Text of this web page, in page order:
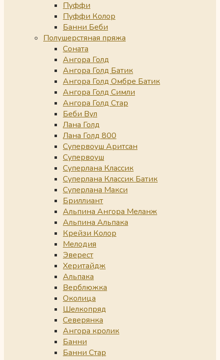
Пуффи
Пуффи Колор
Банни Беби
Полушерстяная пряжа
Соната
Ангора Голд
Ангора Голд Батик
Ангора Голд Омбре Батик
Ангора Голд Симли
Ангора Голд Стар
Беби Вул
Лана Голд
Лана Голд 800
Супервоуш Аритсан
Супервоуш
Суперлана Классик
Суперлана Классик Батик
Суперлана Макси
Бриллиант
Альпина Ангора Меланж
Альпина Альпака
Крейзи Колор
Мелодия
Эверест
Херитайдж
Альпака
Верблюжка
Околица
Шелкопряд
Северянка
Ангора кролик
Банни
Банни Стар